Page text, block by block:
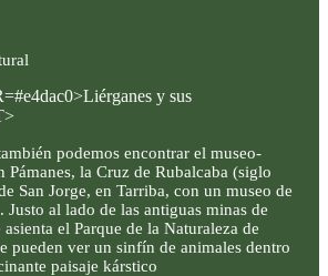
podemos encontrar el museo-
Pámanes, la Cruz de Rubalcaba (siglo
San Jorge, en Tarriba, con un museo de
Justo al lado de las antiguas minas de
el Parque de la Naturaleza de
pueden ver un sinfín de animales dentro
paisaje kárstico